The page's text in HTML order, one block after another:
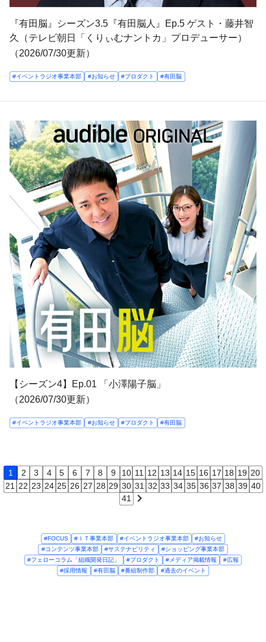
『有田脳』シーズン3.5『有田脳人』Ep.5 ゲスト・藤井智
久（テレビ朝日「くりぃむナントカ」プロデューサー）
（2026/07/30更新）
#イベントラジオ事業本部 #お知らせ #プロダクト #有田脳
【シーズン4】Ep.01 「小澤陽子脳」
（2026/07/30更新）
#イベントラジオ事業本部 #お知らせ #プロダクト #有田脳
1 2 3 4 5 6 7 8 9 10 11 12 13 14 15 16 17 18 19 20
21
22 23 24 25 26 27 28 29 30 31 32 33 34 35 36 37 38 39 40
41
chevron_right
#FOCUS #ＩＴ事業本部 #イベントラジオ事業本部
#お知らせ
#コンテンツ事業本部
#サステナビリティ
#ショッピング事業本部
#フェローコラム「組織開発日記」
#プロダクト #メディア掲載情報
#広報
#採用情報
#有田脳 #番組制作部 #過去のイベント